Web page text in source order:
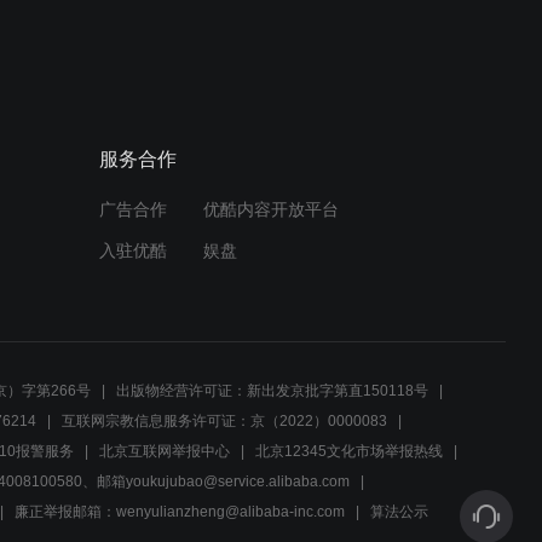
服务合作
广告合作 优酷内容开放平台
入驻优酷 娱盘
）字第266号
出版物经营许可证：新出发京批字第直150118号
互联网宗教信息服务许可证：京（2022）0000083
报警服务
北京互联网举报中心
北京12345文化市场举报热线
、邮箱youkujubao@service.alibaba.com
廉正举报邮箱：wenyulianzheng@alibaba-inc.com
算法公示